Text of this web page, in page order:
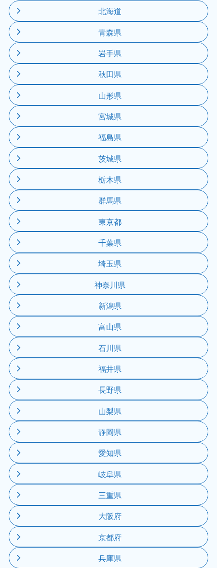
北海道
青森県
岩手県
秋田県
山形県
宮城県
福島県
茨城県
栃木県
群馬県
東京都
千葉県
埼玉県
神奈川県
新潟県
富山県
石川県
福井県
長野県
山梨県
静岡県
愛知県
岐阜県
三重県
大阪府
京都府
兵庫県